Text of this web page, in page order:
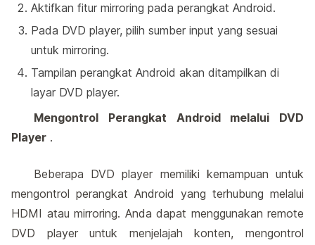
Aktifkan fitur mirroring pada perangkat Android.
Pada DVD player, pilih sumber input yang sesuai
untuk mirroring.
Tampilan perangkat Android akan ditampilkan di
layar DVD player.
Mengontrol Perangkat Android melalui DVD
Player .
Beberapa DVD player memiliki kemampuan untuk
mengontrol perangkat Android yang terhubung melalui
HDMI atau mirroring. Anda dapat menggunakan remote
DVD player untuk menjelajah konten, mengontrol